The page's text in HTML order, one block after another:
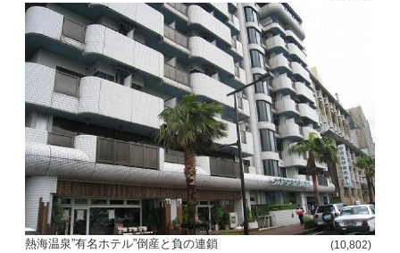
熱海温泉”有名ホテル”倒産と負の連鎖 (10,802)